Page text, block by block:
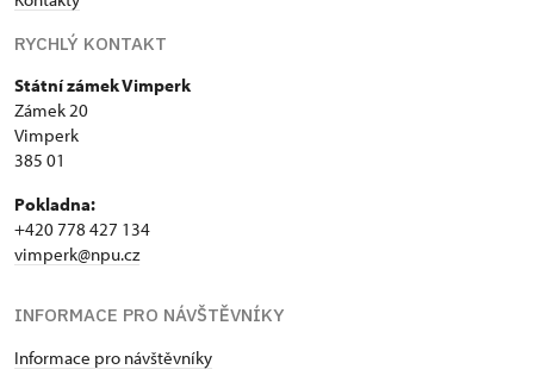
RYCHLÝ KONTAKT
Státní zámek Vimperk
Zámek 20
Vimperk
385 01
Pokladna:
+420 778 427 134
vimperk@npu.cz
INFORMACE PRO NÁVŠTĚVNÍKY
Informace pro návštěvníky